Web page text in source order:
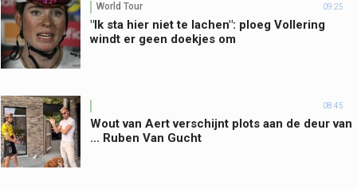
World Tour 09:25
"Ik sta hier niet te lachen": ploeg Vollering
windt er geen doekjes om
08:45
Wout van Aert verschijnt plots aan de deur van
... Ruben Van Gucht